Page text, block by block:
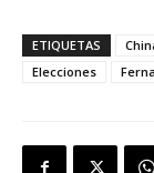
ETIQUETAS
Elecciones